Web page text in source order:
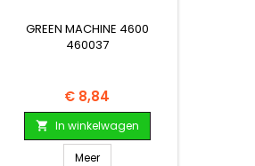
GREEN MACHINE 4600
460037
Prijs
€ 8,84
 In winkelwagen
Meer